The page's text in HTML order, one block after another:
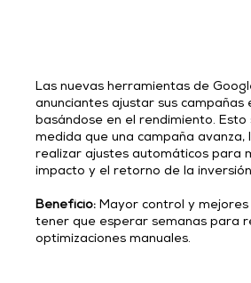
Las nuevas herramientas de
anunciantes ajustar sus campañas
basándose en el rendimiento. Esto
medida que una campaña avanza,
realizar ajustes automáticos para
impacto y el retorno de la inversión
Beneficio: Mayor control y mejores
tener que esperar semanas para
optimizaciones manuales.